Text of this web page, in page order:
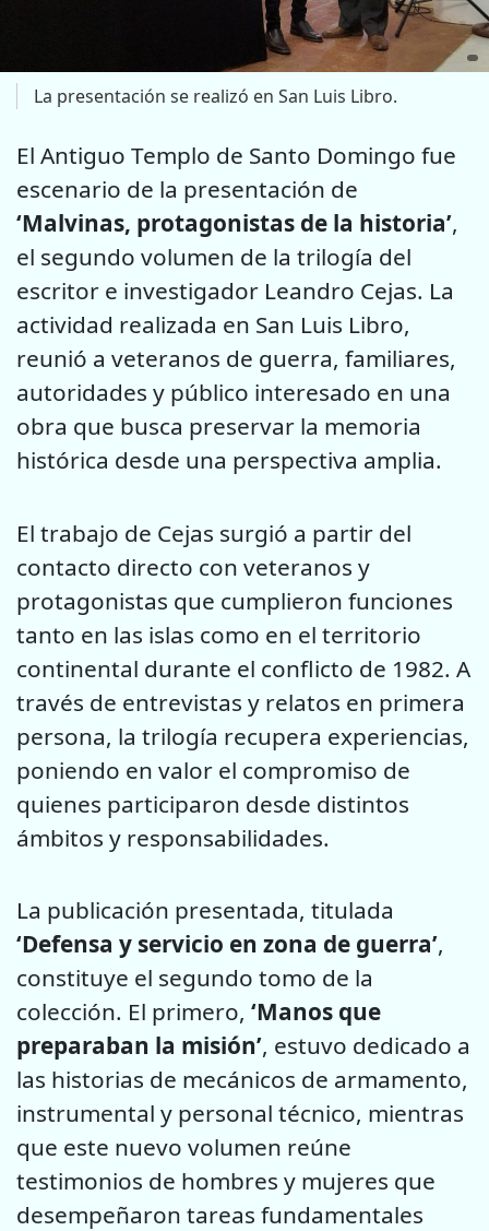
La presentación se realizó en San Luis Libro.
El Antiguo Templo de Santo Domingo fue
escenario de la presentación de
‘Malvinas, protagonistas de la historia’,
el segundo volumen de la trilogía del
escritor e investigador Leandro Cejas. La
actividad realizada en San Luis Libro,
reunió a veteranos de guerra, familiares,
autoridades y público interesado en una
obra que busca preservar la memoria
histórica desde una perspectiva amplia.
El trabajo de Cejas surgió a partir del
contacto directo con veteranos y
protagonistas que cumplieron funciones
tanto en las islas como en el territorio
continental durante el conflicto de 1982. A
través de entrevistas y relatos en primera
persona, la trilogía recupera experiencias,
poniendo en valor el compromiso de
quienes participaron desde distintos
ámbitos y responsabilidades.
La publicación presentada, titulada
‘Defensa y servicio en zona de guerra’,
constituye el segundo tomo de la
colección. El primero, ‘Manos que
preparaban la misión’, estuvo dedicado a
las historias de mecánicos de armamento,
instrumental y personal técnico, mientras
que este nuevo volumen reúne
testimonios de hombres y mujeres que
desempeñaron tareas fundamentales